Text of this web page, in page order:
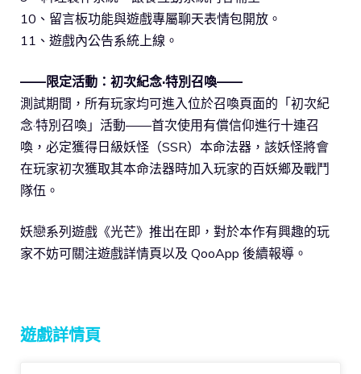
10、留言板功能與遊戲專屬聊天表情包開放。
11、遊戲內公告系統上線。
——限定活動：初次紀念·特別召喚——
測試期間，所有玩家均可進入位於召喚頁面的「初次紀
念·特別召喚」活動——首次使用有償信仰進行十連召
喚，必定獲得日級妖怪（SSR）本命法器，該妖怪將會
在玩家初次獲取其本命法器時加入玩家的百妖鄉及戰鬥
隊伍。
妖戀系列遊戲《光芒》推出在即，對於本作有興趣的玩
家不妨可關注遊戲詳情頁以及 QooApp 後續報導。
遊戲詳情頁